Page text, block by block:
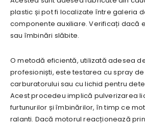
plastic și pot fi localizate între galeria
componente auxiliare. Verificați dacă
sau îmbinări slăbite.
O metodă eficientă, utilizată adesea
profesioniști, este testarea cu spray
carburatorului sau cu lichid pentru
Acest procedeu implică pulverizarea
furtunurilor și îmbinărilor, în timp ce
ralanti. Dacă motorul reacționează